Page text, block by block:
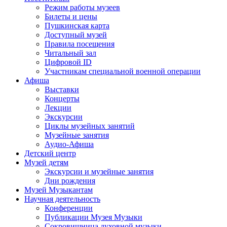
Режим работы музеев
Билеты и цены
Пушкинская карта
Доступный музей
Правила посещения
Читальный зал
Цифровой ID
Участникам специальной военной операции
Афиша
Выставки
Концерты
Лекции
Экскурсии
Циклы музейных занятий
Музейные занятия
Аудио-Афиша
Детский центр
Музей детям
Экскурсии и музейные занятия
Дни рождения
Музей Музыкантам
Научная деятельность
Конференции
Публикации Музея Музыки